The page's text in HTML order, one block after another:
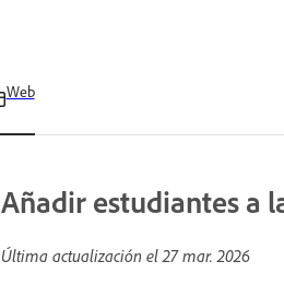
Web
Añadir estudiantes a
Última actualización el27 mar. 2026